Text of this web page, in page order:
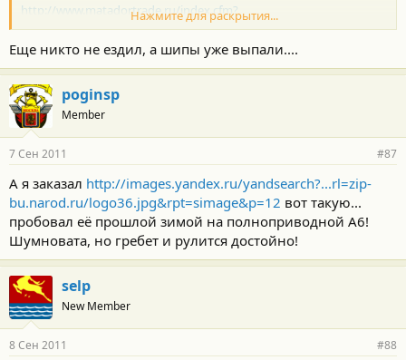
http://www.matadortrade.ru/index.cfm?
module=ActiveWeb&page=WebPage&s=mp95
Нажмите для раскрытия...
Еще никто не ездил, а шипы уже выпали....
poginsp
Member
7 Сен 2011 #87
А я заказал http://images.yandex.ru/yandsearch?...rl=zip-
bu.narod.ru/logo36.jpg&rpt=simage&p=12 вот такую...
пробовал её прошлой зимой на полноприводной А6!
Шумновата, но гребет и рулится достойно!
selp
New Member
8 Сен 2011 #88